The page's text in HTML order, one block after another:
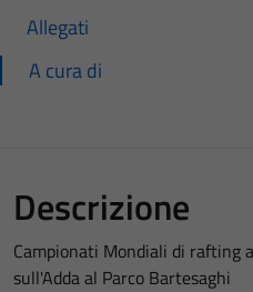
Allegati
A cura di
Descrizione
Campionati Mondiali di rafting
sull'Adda al Parco Bartesaghi